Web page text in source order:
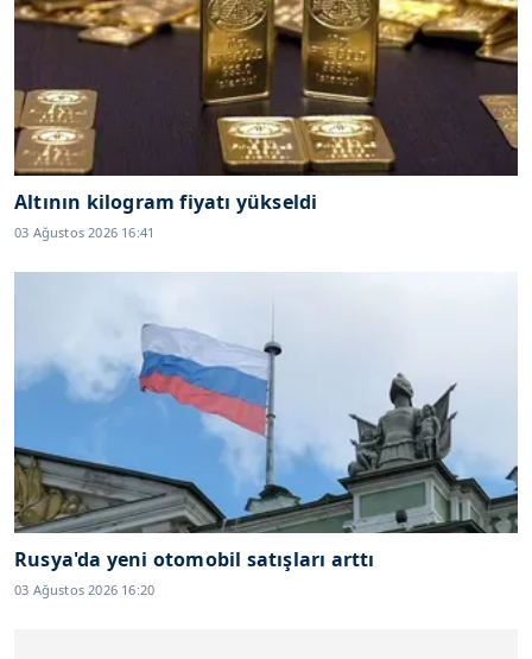
Altının kilogram fiyatı yükseldi
03 Ağustos 2026 16:41
Rusya'da yeni otomobil satışları arttı
03 Ağustos 2026 16:20